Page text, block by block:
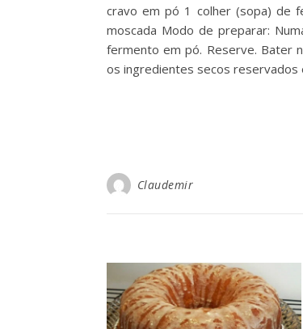
cravo em pó 1 colher (sopa) de
moscada Modo de preparar:
fermento em pó. Reserve. Bater
os ingredientes secos reservados
Claudemir